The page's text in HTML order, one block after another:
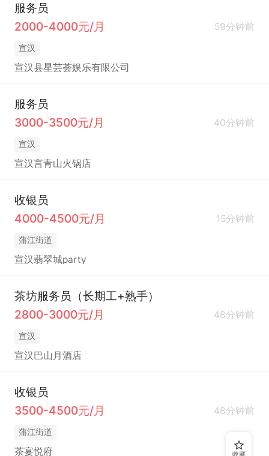
服务员
2000-4000元/月
59分钟前
宣汉
宣汉县星芸荟娱乐有限公司
服务员
3000-3500元/月
40分钟前
宣汉
宣汉言青山火锅店
收银员
4000-4500元/月
15分钟前
蒲江街道
宣汉翡翠城party
茶坊服务员（长期工+熟手）
2800-3000元/月
48分钟前
宣汉
宣汉巴山月酒店
收银员
3500-4500元/月
48分钟前
蒲江街道
茶宴悦府